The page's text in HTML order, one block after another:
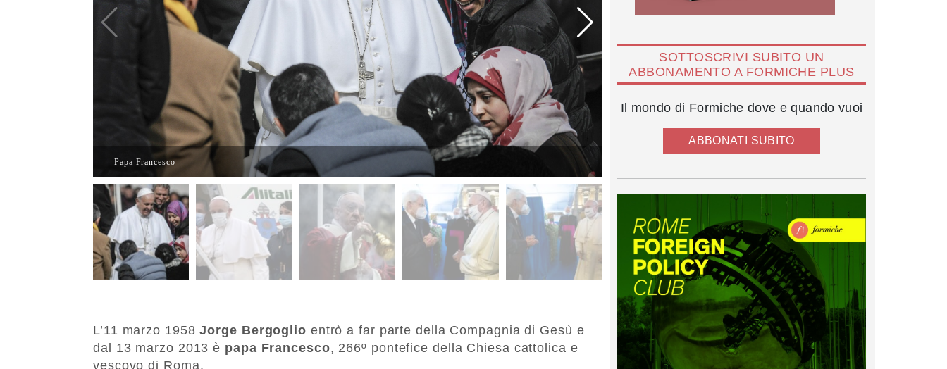
Papa Francesco
L’11 marzo 1958Jorge Bergoglio entrò a far parte della Compagnia di Gesù e
dal 13 marzo 2013 è papa Francesco, 266º pontefice della Chiesa cattolica e
vescovo di Roma.
SOTTOSCRIVI SUBITO UN
ABBONAMENTO A FORMICHE PLUS
Il mondo di Formiche dove e quando vuoi
ABBONATI SUBITO